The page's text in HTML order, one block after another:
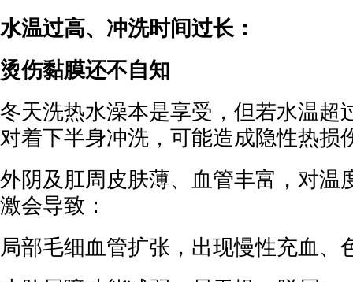
水温过高、冲洗时间过长：
烫伤黏膜还不自知
冬天洗热水澡本是享受，但若水温
对着下半身冲洗，可能造成隐性热损
外阴及肛周皮肤薄、血管丰富，对温
激会导致：
局部毛细血管扩张，出现慢性充血、